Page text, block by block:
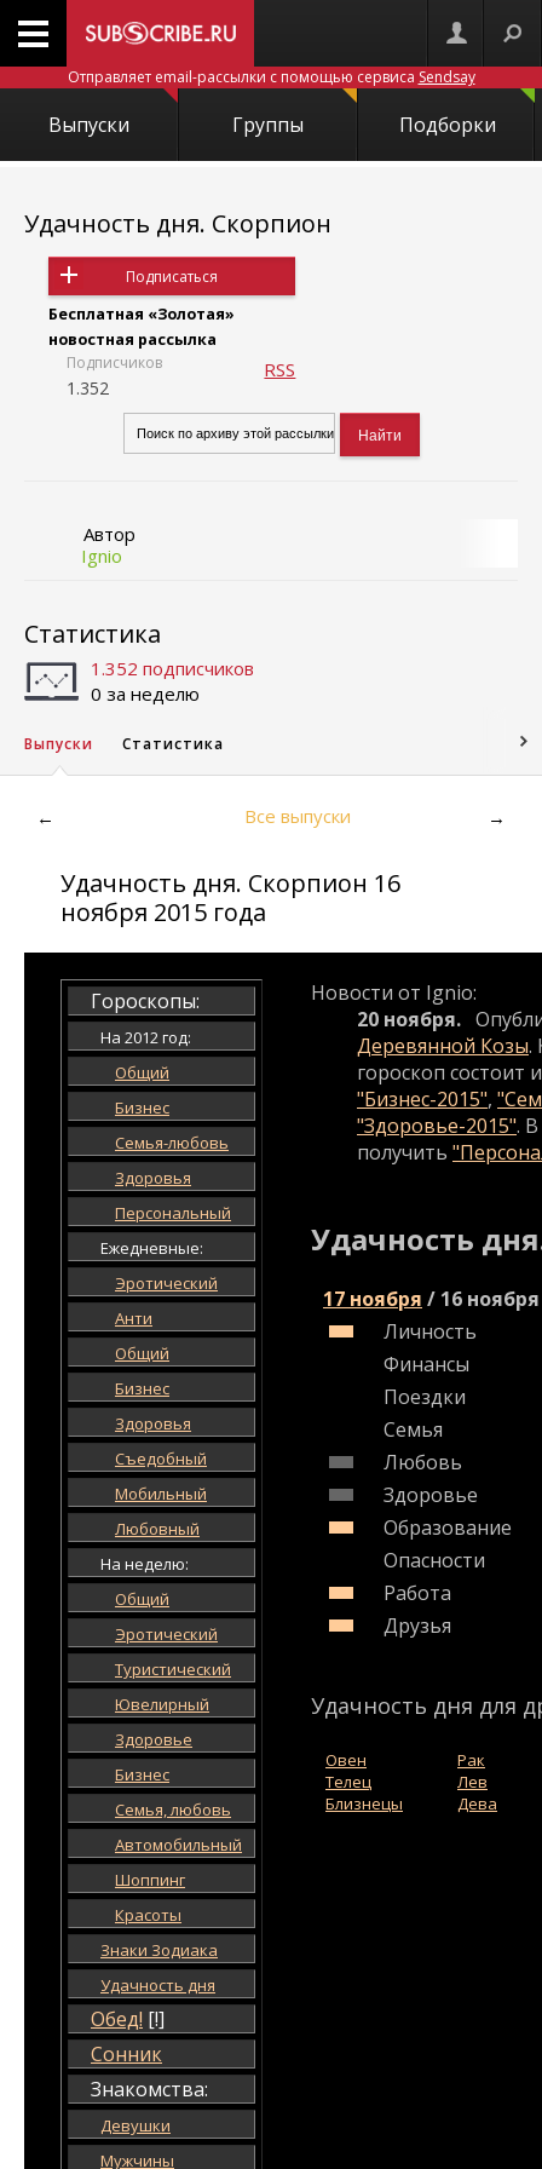
Отправляет email-рассылки с помощью сервиса Sendsay
Выпуски Группы Подборки
Удачность дня. Скорпион
Подписаться
Бесплатная «Золотая»
новостная рассылка
Подписчиков
1.352
RSS
Автор
Ignio
Статистика
1.352 подписчиков
0 за неделю
Выпуски Статистика
← Все выпуски →
Удачность дня. Скорпион 16
ноября 2015 года
Гороскопы:
На 2012 год:
Общий
Бизнес
Семья-любовь
Здоровья
Персональный
Ежедневные:
Эротический
Анти
Общий
Бизнес
Здоровья
Съедобный
Мобильный
Любовный
На неделю:
Общий
Эротический
Туристический
Ювелирный
Здоровье
Бизнес
Семья, любовь
Автомобильный
Шоппинг
Красоты
Знаки Зодиака
Удачность дня
Обед! [!]
Сонник
Знакомства:
Девушки
Мужчины
Новости от Ignio:
20 ноября.
Деревянной Козы.
гороскоп состоит
"Бизнес-2015",
"Здоровье-2015".
получить
Удачность
17 ноября / 16 ноября
Личность
Финансы
Поездки
Семья
Любовь
Здоровье
Образование
Опасности
Работа
Друзья
Удачность дня для
Овен
Телец
Близнецы
Рак
Лев
Дева